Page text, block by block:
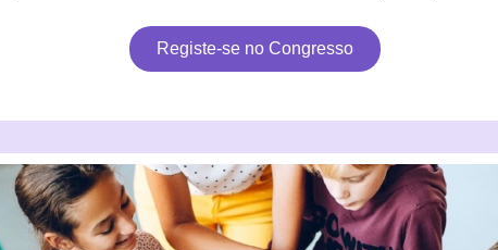
Registe-se no Congresso